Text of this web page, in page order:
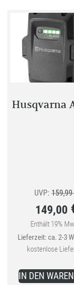
Husqvarna
UVP:
149,00
Preis
Enthält 19%
Lieferzeit: ca. 2-3
kostenlose
IN DEN